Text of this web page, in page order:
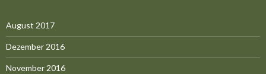
August 2017
Dezember 2016
November 2016